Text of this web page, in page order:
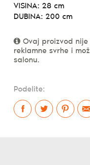
VISINA: 28 cm
DUBINA: 200 cm
Ovaj proizvod
reklamne svrhe i
salonu.
Podelite: